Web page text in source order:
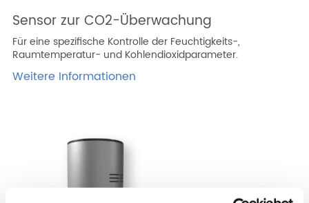
Sensor zur CO2-Überwachung
Für eine spezifische Kontrolle der Feuchtigkeits-,
Raumtemperatur- und Kohlendioxidparameter.
Weitere Informationen